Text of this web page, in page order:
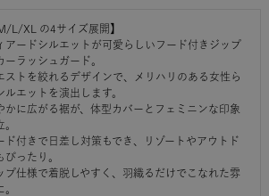
L/XL の4サイズ展開】
アードシルエットが可愛らしいフード付きジップ
ーラッシュガード。
ストを絞れるデザインで、メリハリのある女性ら
ルエットを演出します。
かに広がる裾が、体型カバーとフェミニンな印象
。
ド付きで日差し対策もでき、リゾートやアウトド
ぴったり。
プ仕様で着脱しやすく、羽織るだけでこなれた雰
。